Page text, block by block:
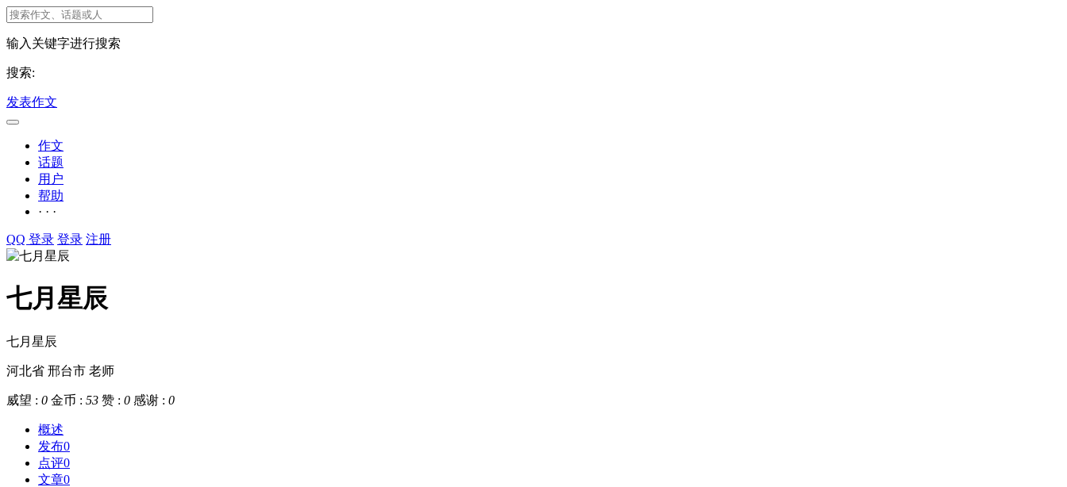
输入关键字进行搜索
搜索:
发表作文
作文
话题
用户
帮助
· · ·
QQ 登录 登录 注册
七月星辰
七月星辰
河北省 邢台市 老师
威望 : 0 金币 : 53 赞 : 0 感谢 : 0
概述
发布0
点评0
文章0